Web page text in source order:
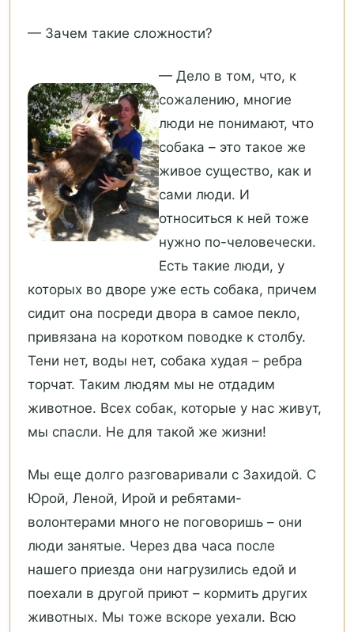
— Зачем такие сложности?
— Дело в том, что, к
сожалению, многие
люди не понимают, что
собака – это такое же
живое существо, как и
сами люди. И
относиться к ней тоже
нужно по-человечески.
Есть такие люди, у
которых во дворе уже есть собака, причем
сидит она посреди двора в самое пекло,
привязана на коротком поводке к столбу.
Тени нет, воды нет, собака худая – ребра
торчат. Таким людям мы не отдадим
животное. Всех собак, которые у нас живут,
мы спасли. Не для такой же жизни!
Мы еще долго разговаривали с Захидой. С
Юрой, Леной, Ирой и ребятами-
волонтерами много не поговоришь – они
люди занятые. Через два часа после
нашего приезда они нагрузились едой и
поехали в другой приют – кормить других
животных. Мы тоже вскоре уехали. Всю